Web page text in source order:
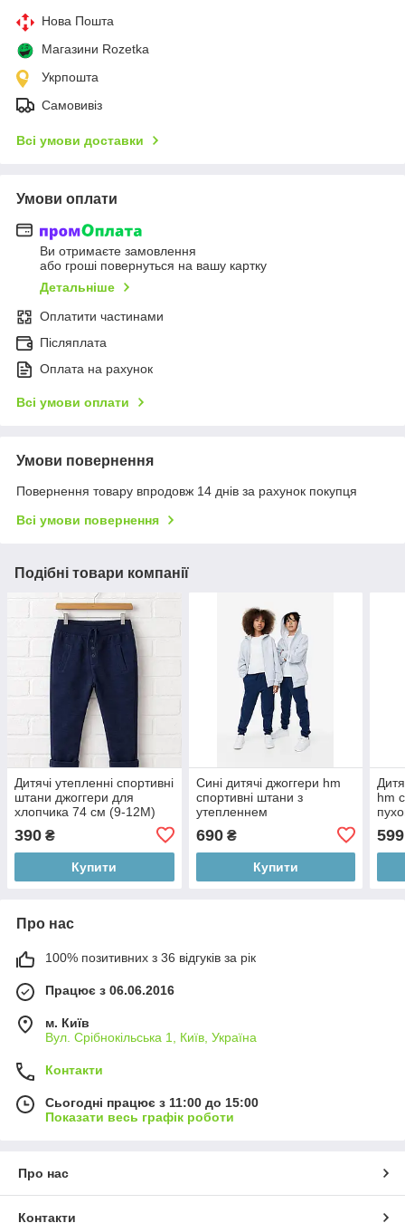
Нова Пошта
Магазини Rozetka
Укрпошта
Самовивіз
Всі умови доставки
Умови оплати
Ви отримаєте замовлення
або гроші повернуться на вашу картку
Детальніше
Оплатити частинами
Післяплата
Оплата на рахунок
Всі умови оплати
Умови повернення
Повернення товару впродовж 14 днів за рахунок покупця
Всі умови повернення
Подібні товари компанії
Дитячі утепленні спортивні
штани джоггери для
хлопчика 74 см (9-12М)
390 ₴
Купити
Сині дитячі джоггери hm
спортивні штани з
утепленнем
690₴
Купити
hm
599
Про нас
100% позитивних з 36 відгуків за рік
Працює з 06.06.2016
м. Київ
Вул. Срібнокільська 1, Київ, Україна
Контакти
Сьогодні працює з 11:00 до 15:00
Показати весь графік роботи
Про нас
Контакти